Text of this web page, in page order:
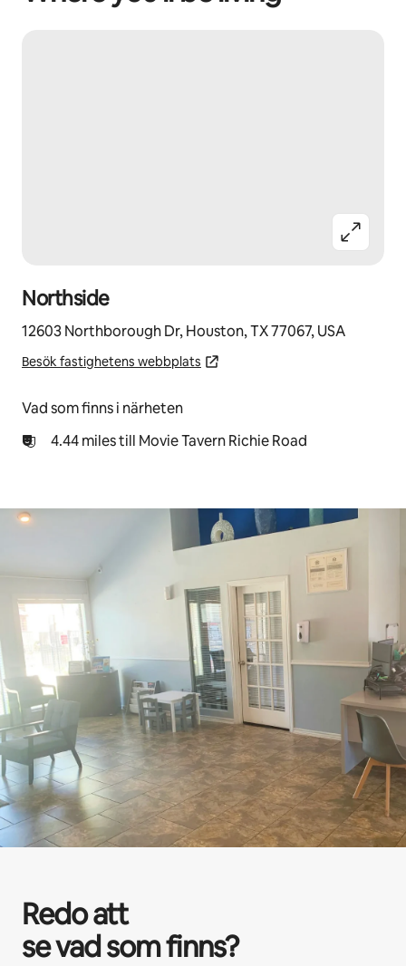
Northside
12603 Northborough Dr, Houston, TX 77067, USA
Besök fastighetens webbplats
Vad som finns i närheten
4.44 miles till Movie Tavern Richie Road
Redo att
se vad som finns?